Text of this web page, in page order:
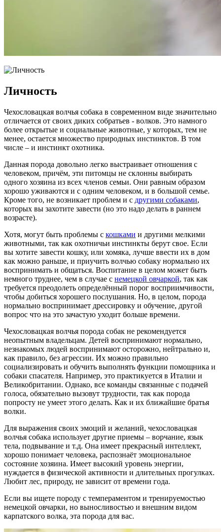
Личность
Чехословацкая волчья собака в современном виде значительно
отличается от своих диких собратьев - волков. Это намного
более открытые и социальные животные, у которых, тем не
менее, остается множество природных инстинктов. В том
числе – и инстинкт охотника.
Данная порода довольно легко выстраивает отношения с
человеком, причём, эти питомцы не склонны выбирать
одного хозяина из всех членов семьи. Они равным образом
хорошо уживаются и с одним человеком, и в большой семье.
Кроме того, не возникает проблем и с другими собаками,
которых вы захотите завести (но это надо делать в раннем
возрасте).
Хотя, могут быть проблемы с кошками и другими мелкими
животными, так как охотничьи инстинкты берут свое. Если
вы хотите завести кошку, или хомяка, лучше ввести их в дом
как можно раньше, и приучить волчью собаку нормально их
воспринимать и общаться. Воспитание в целом может быть
немного труднее, чем в случае с немецкой овчаркой, так как
требуется преодолеть определённый порог восприимчивости,
чтобы добиться хорошего послушания. Но, в целом, порода
нормально воспринимает дрессировку и обучение, другой
вопрос что на это зачастую уходит больше времени.
Чехословацкая волчья порода собак не рекомендуется
неопытным владельцам. Детей воспринимают нормально,
незнакомых людей воспринимают осторожно, нейтрально и,
как правило, без агрессии. Их можно правильно
социализировать и обучить выполнять функции помощника и
собаки спасателя. Например, это практикуется в Италии и
Великобритании. Однако, все команды связанные с подачей
голоса, обязательно вызовут трудности, так как порода
попросту не умеет этого делать. Как и их ближайшие братья
волки.
Для выражения своих эмоций и желаний, чехословацкая
волчья собака использует другие приемы – ворчание, язык
тела, подвывание и т.д. Она имеет прекрасный интеллект,
хорошо понимает человека, распознаёт эмоциональное
состояние хозяина. Имеет высокий уровень энергии,
нуждается в физической активности и длительных прогулках.
Любит лес, природу, не зависит от времени года.
Если вы ищете породу с темпераментом и тренируемостью
немецкой овчарки, но выносливостью и внешним видом
карпатского волка, эта порода для вас.